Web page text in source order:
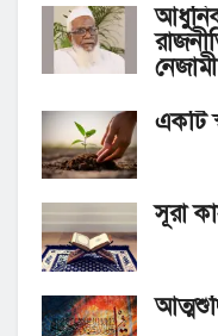
আধুনিক
নেজামী
একটি
সূরা